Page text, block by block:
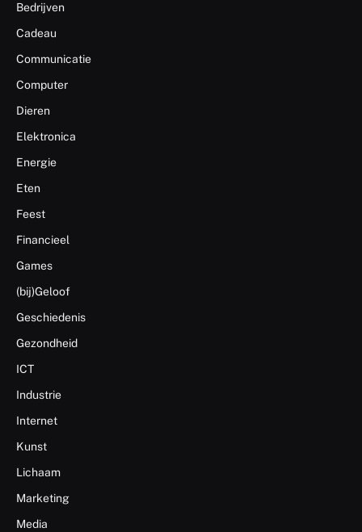
Bedrijven
Cadeau
Communicatie
Computer
Dieren
Elektronica
Energie
Eten
Feest
Financieel
Games
(bij)Geloof
Geschiedenis
Gezondheid
ICT
Industrie
Internet
Kunst
Lichaam
Marketing
Media